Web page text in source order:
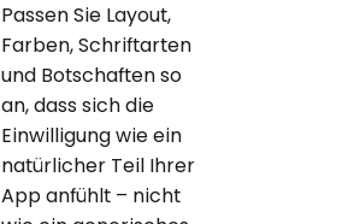
Passen Sie Layout,
Farben, Schriftarten
und Botschaften so
an, dass sich die
Einwilligung wie ein
natürlicher Teil Ihrer
App anfühlt – nicht